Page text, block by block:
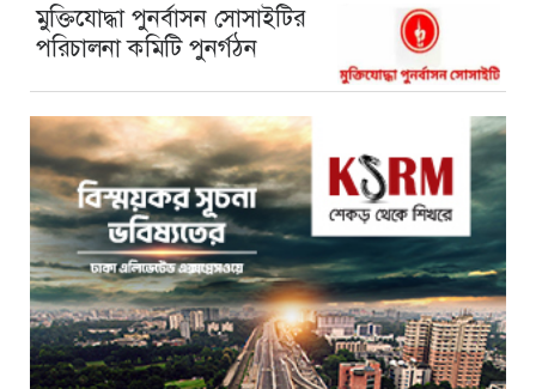
মুক্তিযোদ্ধা পুনর্বাসন সোসাইটির
পরিচালনা কমিটি পুনর্গঠন